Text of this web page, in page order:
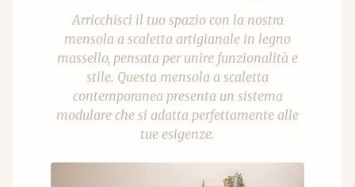
Arricchisci il tuo spazio con la nostra
mensola a scaletta artigianale in legno
massello, pensata per unire funzionalità e
stile. Questa mensola a scaletta
contemporanea presenta un sistema
modulare che si adatta perfettamente alle
tue esigenze.